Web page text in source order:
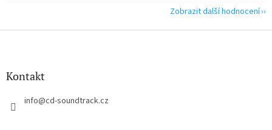
Zobrazit další hodnocení
Z
Kontakt
info@cd-soundtrack.cz